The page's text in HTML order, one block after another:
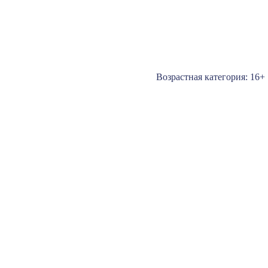
Возрастная категория: 16+